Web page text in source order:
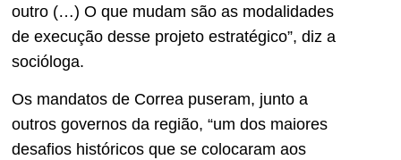
outro (…) O que mudam são as modalidades
de execução desse projeto estratégico”, diz a
socióloga.
Os mandatos de Correa puseram, junto a
outros governos da região, “um dos maiores
desafios históricos que se colocaram aos